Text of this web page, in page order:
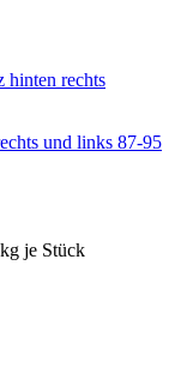
und links 87-95
kg je Stück